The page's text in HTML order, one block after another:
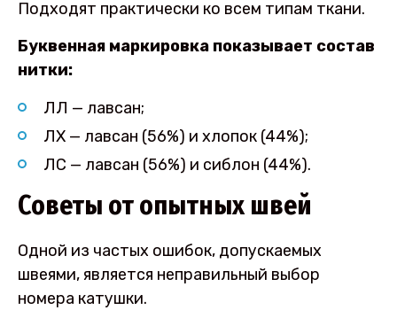
Подходят практически ко всем типам ткани.
Буквенная маркировка показывает состав
нитки:
ЛЛ — лавсан;
ЛХ — лавсан (56%) и хлопок (44%);
ЛС — лавсан (56%) и сиблон (44%).
Советы от опытных швей
Одной из частых ошибок, допускаемых
швеями, является неправильный выбор
номера катушки.